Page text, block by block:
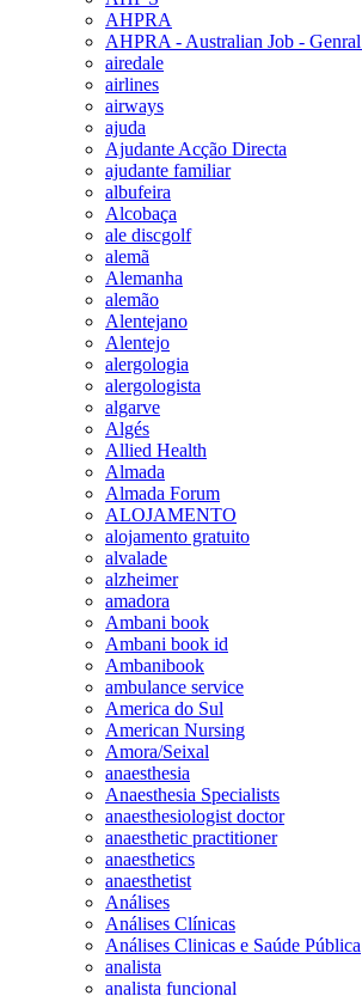
AHPRA
AHPRA - Australian Job -
airedale
airlines
airways
ajuda
Ajudante Acção Directa
ajudante familiar
albufeira
Alcobaça
ale discgolf
alemã
Alemanha
alemão
Alentejano
Alentejo
alergologia
alergologista
algarve
Algés
Allied Health
Almada
Almada Forum
ALOJAMENTO
alojamento gratuito
alvalade
alzheimer
amadora
Ambani book
Ambani book id
Ambanibook
ambulance service
America do Sul
American Nursing
Amora/Seixal
anaesthesia
Anaesthesia Specialists
anaesthesiologist doctor
anaesthetic practitioner
anaesthetics
anaesthetist
Análises
Análises Clínicas
Análises Clinicas e Saúde Pública
analista
analista funcional